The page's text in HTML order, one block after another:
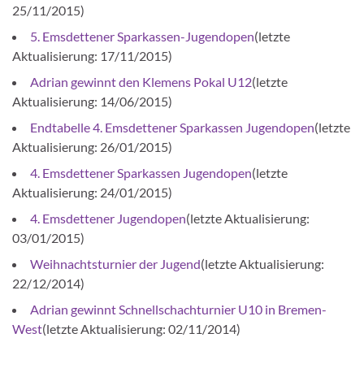
25/11/2015)
5. Emsdettener Sparkassen-Jugendopen(letzte
Aktualisierung: 17/11/2015)
Adrian gewinnt den Klemens Pokal U12(letzte
Aktualisierung: 14/06/2015)
Endtabelle 4. Emsdettener Sparkassen Jugendopen(letzte
Aktualisierung: 26/01/2015)
4. Emsdettener Sparkassen Jugendopen(letzte
Aktualisierung: 24/01/2015)
4. Emsdettener Jugendopen(letzte Aktualisierung:
03/01/2015)
Weihnachtsturnier der Jugend(letzte Aktualisierung:
22/12/2014)
Adrian gewinnt Schnellschachturnier U10 in Bremen-
West(letzte Aktualisierung: 02/11/2014)